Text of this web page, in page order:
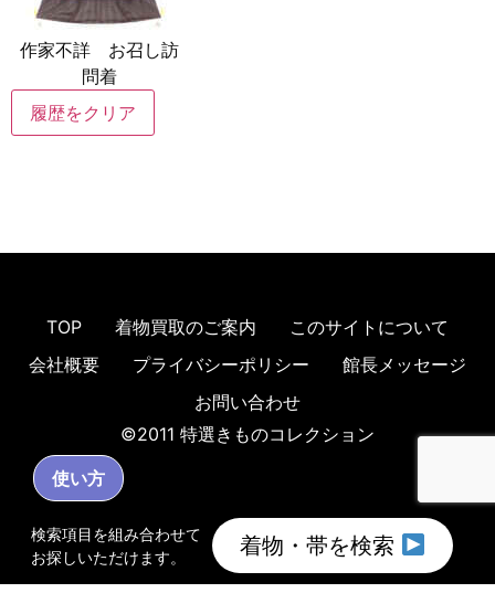
作家不詳 お召し訪
問着
履歴をクリア
TOP 着物買取のご案内
このサイトについて
会社概要
プライバシーポリシー
館長メッセージ
お問い合わせ
©2011 特選きものコレクション
検索項目を組み合わせて
お探しいただけます。
着物・帯を検索
使い方